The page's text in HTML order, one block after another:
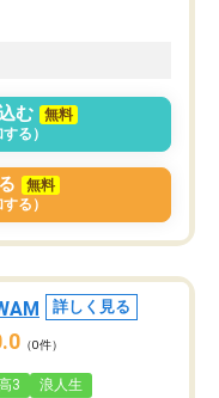
む
無料
る）
無料
る）
詳しく見る
（0件）
3 浪人生